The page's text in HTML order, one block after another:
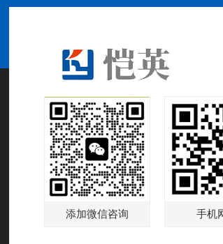
分类：公司新闻 发布时间：24-06-06 浏览量：1705
3、进口绒：进口绒通常是指从国外进口的绒毛材料，
4、晴纶绒：晴纶绒是另一种常用的绒毛材料，它结合
5、棉绒：棉绒也是可能的材料之一，尽管在玩具植
在选择绒毛材料时，通常需要考虑多个因素，包括绒
根据参考文章中的信息，绒毛的规格通常按长度和粗
总结来说，玩具植绒使用的绒毛材料包括粘胶绒、尼
添加微信咨询 手机